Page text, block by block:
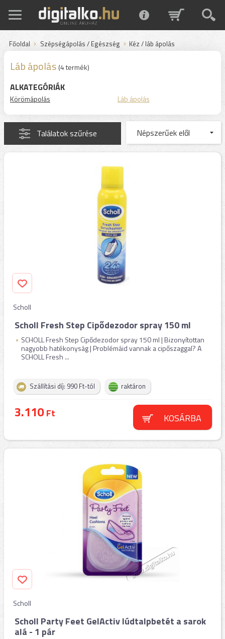
Főoldal Szépségápolás / Egészség Kéz / láb ápolás
Láb ápolás (4 termék)
ALKATEGÓRIÁK
Körömápolás Láb ápolás
Találatok szűrése
Scholl
Scholl Fresh Step Cipődezodor spray 150 ml
SCHOLL Fresh Step Cipődezodor spray 150 ml | Bizonyítottan
nagyobb hatékonyság | Problémáid vannak a cipőszaggal? A
SCHOLL Fresh ...
Szállítási díj: 990 Ft-tól raktáron
3.110Ft KOSÁRBA
Scholl
Scholl Party Feet GelActiv lúdtalpbetét a sarok
alá - 1 pár